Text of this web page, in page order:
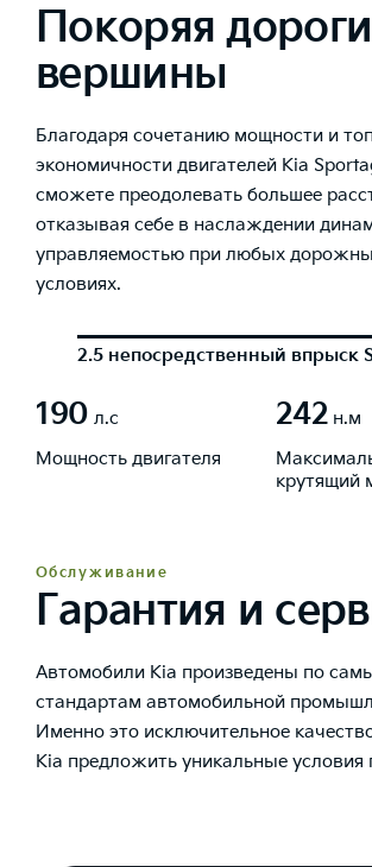
Покоряя
вершины
Благодаря сочетанию мощности и
экономичности двигателей Kia
сможете преодолевать большее
отказывая себе в наслаждении
управляемостью при любых
условиях.
2.5 непосредственный впрыск
190 л.с
Мощность двигателя
242 н.м
крутящий
Обслуживание
Гарантия и
Автомобили Kia произведены по
стандартам автомобильной
Именно это исключительное
Kia предложить уникальные условия